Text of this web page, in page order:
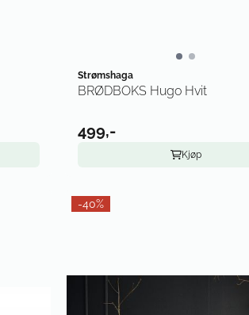
Strømshaga
BRØDBOKS Hugo Hvit
499,-
Kjøp
-40%